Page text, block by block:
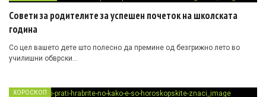
Совети за родителите за успешен почеток на школската
година
Со цел вашето дете што полесно да премине од безгрижно лето во
училишни обврски…
ХОРОСКОП